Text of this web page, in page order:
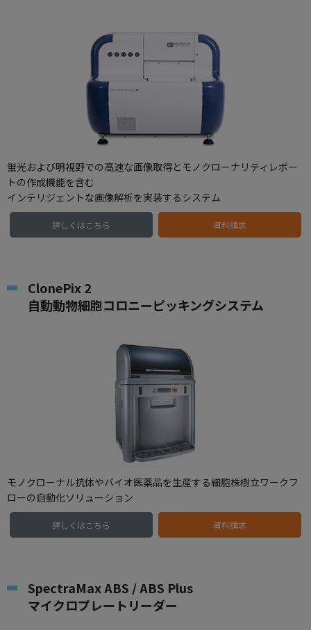
蛍光および明視野での高速な画像取得とモノクローナリティレポー
トの作成機能を含む
インテリジェントな画像解析を実装するシステム
詳しくはこちら 資料請求
ClonePix 2
自動動物細胞コロニーピッキングシステム
モノクローナル抗体やバイオ医薬品を生産する細胞株樹立ワークフ
ローの自動化ソリューション
詳しくはこちら 資料請求
SpectraMax ABS / ABS Plus
マイクロプレートリーダー